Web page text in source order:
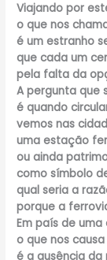
Viajando por
o que nos
é um estranho
que cada um
pela falta da
A pergunta que
é quando
vemos nas
uma estação
ou ainda
como símbolo
qual seria a
porque a
Em país de
o que nos
é a ausência